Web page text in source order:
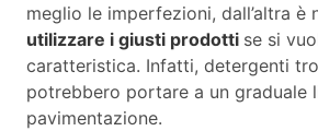
meglio le imperfezioni, dall’altra è
utilizzare i giusti prodotti se si
caratteristica. Infatti, detergenti
potrebbero portare a un graduale
pavimentazione.